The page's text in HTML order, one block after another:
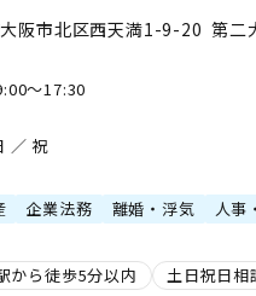
阪市北区西天満1-9-20 第二
～17:30
／ 祝
企業法務 離婚・浮気 人事
から徒歩5分以内 土日祝日相